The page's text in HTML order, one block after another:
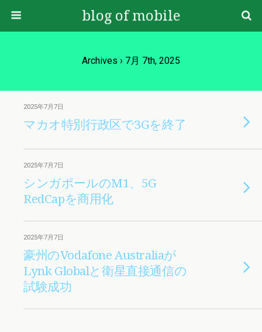
blog of mobile
Archives › 7月 7th, 2025
2025年7月7日
マカオ特別行政区で3Gを終了
2025年7月7日
シンガポールのM1、5G
RedCapを商用化
2025年7月7日
豪州のVodafone Australiaが
Lynk Globalと衛星直接通信の
試験成功